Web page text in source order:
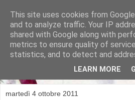
Michela Alicino
martedì 4 ottobre 2011
This site uses cookies from
and to analyze traffic. Your IP
shared with Google along with
metrics to ensure quality of
statistics, and to detect and
LEARN MORE